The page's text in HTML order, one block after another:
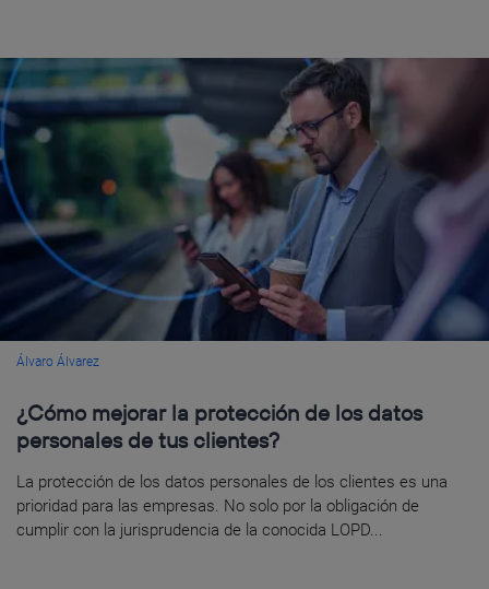
Álvaro Álvarez
¿Cómo mejorar la protección de los datos
personales de tus clientes?
La protección de los datos personales de los clientes es una
prioridad para las empresas. No solo por la obligación de
cumplir con la jurisprudencia de la conocida LOPD...